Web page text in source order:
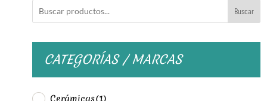
Buscar
CATEGORÍAS / MARCAS
Cerámicas(1)